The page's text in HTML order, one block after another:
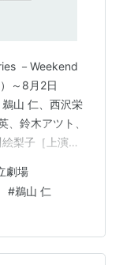
－Weekend
～8月2日
鵜山 仁、西沢栄
、鈴木アツト、
梨子［上演
シリーズ」の
week＞2026年
19日（日）
劇場
#鵜山 仁